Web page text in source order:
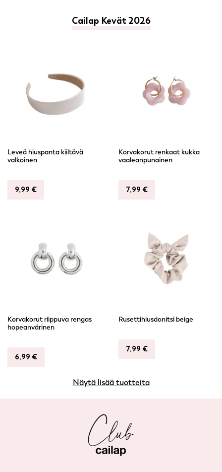
Cailap Kevät 2026
Leveä hiuspanta kiiltävä
valkoinen
9,99 €
Korvakorut renkaat kukka
vaaleanpunainen
7,99 €
Korvakorut riippuva rengas
hopeanvärinen
6,99 €
Rusettihiusdonitsi beige
7,99 €
Näytä lisää tuotteita